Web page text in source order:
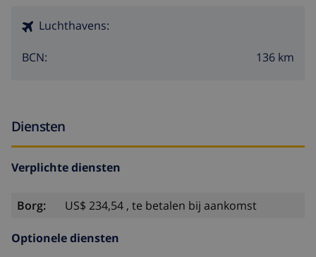
Luchthavens:
BCN: 136 km
Diensten
Verplichte diensten
Borg: US$ 234,54 , te betalen bij aankomst
Optionele diensten